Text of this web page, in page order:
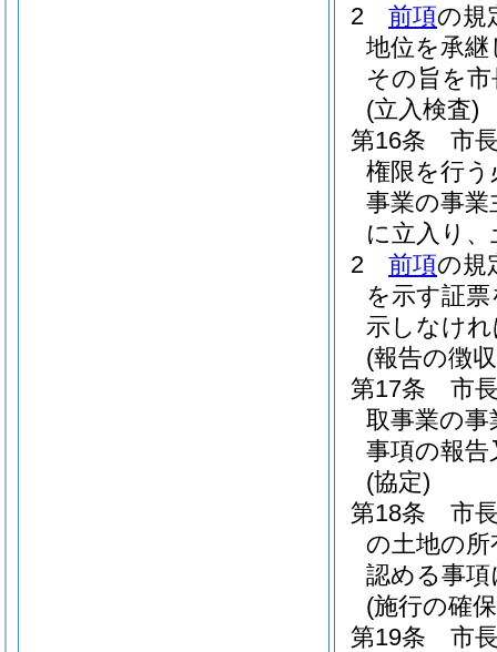
2
前項の規
地位を承
その旨を
(立入検査)
第16条
市
権限を行
事業の事業
に立入り
2
前項の規
を示す証
示しなけ
(報告の徴
第17条
市
取事業の
事項の報
(協定)
第18条
市
の土地の
認める事
(施行の確
第19条
市